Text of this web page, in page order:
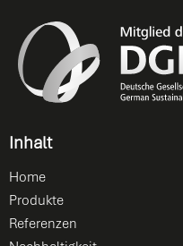
Inhalt
Home
Produkte
Referenzen